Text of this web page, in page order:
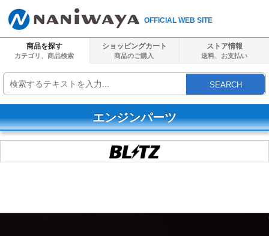
OFFICIAL WEB SITE
商品を探す
カテゴリ、商品検索
ショッピングカート
商品のご購入
ストア情報
送料、 お支払い
SEARCH
エンジンパーツ